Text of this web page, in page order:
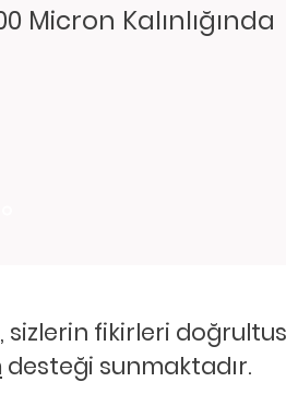
Micron Kalınlığında
sizlerin fikirleri
desteği sunmaktadır.